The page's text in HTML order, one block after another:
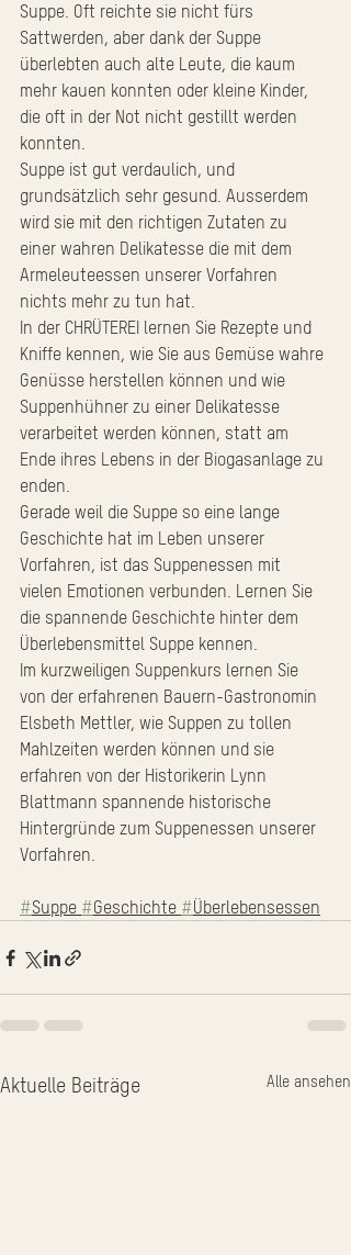
Suppe. Oft reichte sie nicht fürs
Sattwerden, aber dank der Suppe
überlebten auch alte Leute, die kaum
mehr kauen konnten oder kleine Kinder,
die oft in der Not nicht gestillt werden
konnten.
Suppe ist gut verdaulich, und
grundsätzlich sehr gesund. Ausserdem
wird sie mit den richtigen Zutaten zu
einer wahren Delikatesse die mit dem
Armeleuteessen unserer Vorfahren
nichts mehr zu tun hat.
In der CHRÜTEREI lernen Sie Rezepte und
Kniffe kennen, wie Sie aus Gemüse wahre
Genüsse herstellen können und wie
Suppenhühner zu einer Delikatesse
verarbeitet werden können, statt am
Ende ihres Lebens in der Biogasanlage zu
enden.
Gerade weil die Suppe so eine lange
Geschichte hat im Leben unserer
Vorfahren, ist das Suppenessen mit
vielen Emotionen verbunden. Lernen Sie
die spannende Geschichte hinter dem
Überlebensmittel Suppe kennen.
Im kurzweiligen Suppenkurs lernen Sie
von der erfahrenen Bauern-Gastronomin
Elsbeth Mettler, wie Suppen zu tollen
Mahlzeiten werden können und sie
erfahren von der Historikerin Lynn
Blattmann spannende historische
Hintergründe zum Suppenessen unserer
Vorfahren.
#Suppe #Geschichte #Überlebensessen
Aktuelle Beiträge Alle ansehen